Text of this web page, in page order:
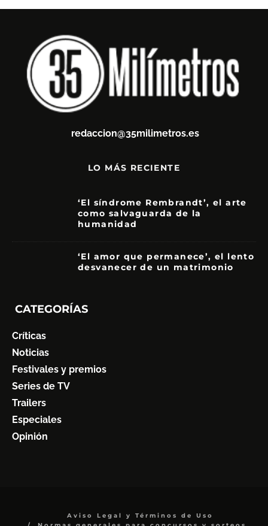
redaccion@35milimetros.es
LO MÁS RECIENTE
‘El síndrome Rembrandt’, el arte
como salvaguarda de la
humanidad
‘El amor que permanece’, el lento
desvanecer de un matrimonio
CATEGORÍAS
Críticas
Noticias
Festivales y premios
Series de TV
Trailers
Especiales
Opinión
Aviso Legal y Términos de Uso